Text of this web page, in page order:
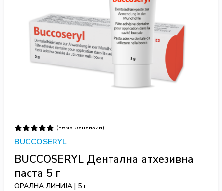
(нема рецензии)
BUCCOSERYL
BUCCOSERYL Дентална атхезивна
паста 5 г
ОРАЛНА ЛИНИЈА | 5 г